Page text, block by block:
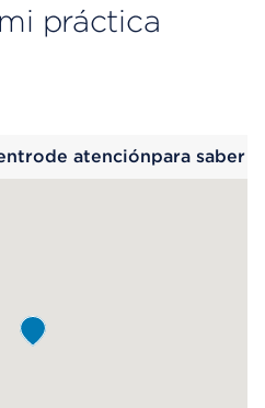
práctica
atenciónpara saber